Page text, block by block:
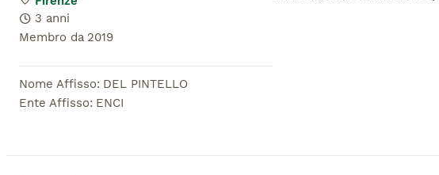
3 anni
Membro da 2019
Nome Affisso: DEL PINTELLO
Ente Affisso: ENCI